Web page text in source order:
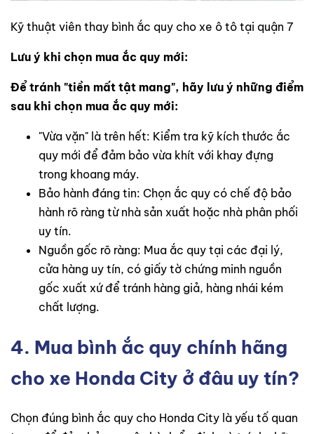
Kỹ thuật viên thay bình ắc quy cho xe ô tô tại quận 7
Lưu ý khi chọn mua ắc quy mới:
Để tránh "tiền mất tật mang", hãy lưu ý những điểm
sau khi chọn mua ắc quy mới:
"Vừa vặn" là trên hết: Kiểm tra kỹ kích thước ắc
quy mới để đảm bảo vừa khít với khay đựng
trong khoang máy.
Bảo hành đáng tin: Chọn ắc quy có chế độ bảo
hành rõ ràng từ nhà sản xuất hoặc nhà phân phối
uy tín.
Nguồn gốc rõ ràng: Mua ắc quy tại các đại lý,
cửa hàng uy tín, có giấy tờ chứng minh nguồn
gốc xuất xứ để tránh hàng giả, hàng nhái kém
chất lượng.
4. Mua bình ắc quy chính hãng
cho xe Honda City ở đâu uy tín?
Chọn đúng bình ắc quy cho Honda City là yếu tố quan